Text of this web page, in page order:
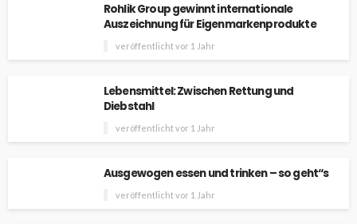
Rohlik Group gewinnt internationale
Auszeichnung für Eigenmarkenprodukte
veröffentlicht vor 1 Jahr
Lebensmittel: Zwischen Rettung und
Diebstahl
veröffentlicht vor 1 Jahr
Ausgewogen essen und trinken – so geht“s
veröffentlicht vor 1 Jahr